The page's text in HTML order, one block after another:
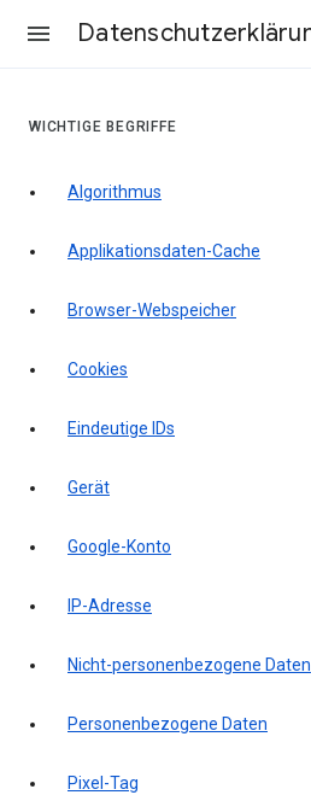
WICHTIGE BEGRIFFE
Algorithmus
Applikationsdaten-Cache
Browser-Webspeicher
Cookies
Eindeutige IDs
Gerät
Google-Konto
IP-Adresse
Nicht-personenbezogene Daten
Personenbezogene Daten
Pixel-Tag